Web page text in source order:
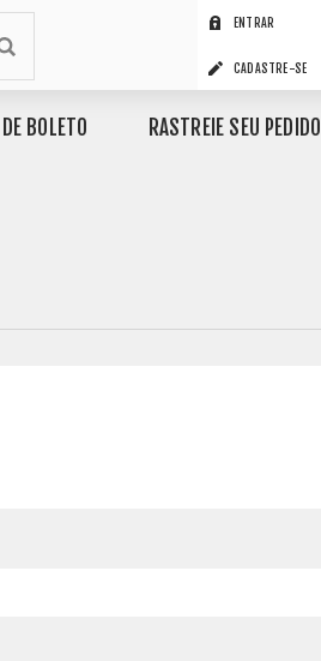
ENTRAR
CADASTRE-SE
BOLETO RASTREIE SEU PEDIDO